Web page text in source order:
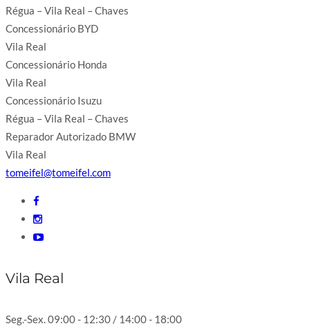
Régua – Vila Real – Chaves
Concessionário BYD
Vila Real
Concessionário Honda
Vila Real
Concessionário Isuzu
Régua – Vila Real – Chaves
Reparador Autorizado BMW
Vila Real
tomeifel@tomeifel.com
Vila Real
Seg.-Sex. 09:00 - 12:30 / 14:00 - 18:00